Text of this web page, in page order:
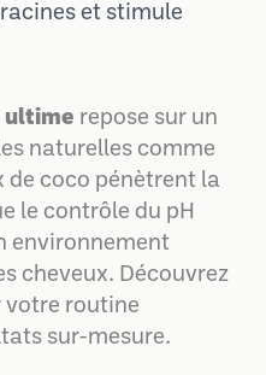
et stimule
ultime repose sur un
naturelles comme
de coco pénètrent la
le contrôle du pH
environnement
cheveux. Découvrez
votre routine
sur-mesure.